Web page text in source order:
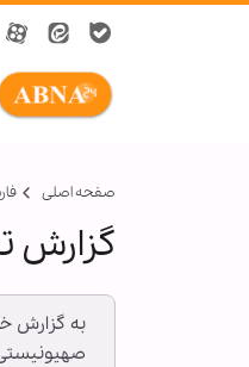
صفحه اصلی
گزارش
به گزارش